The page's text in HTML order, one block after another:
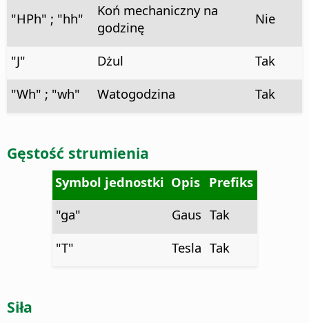
"HPh" ; "hh"
Koń mechaniczny na
godzinę
Nie
"J" Dżul
Tak
"Wh" ; "wh"
Watogodzina Tak
Gęstość strumienia
Symbol jednostki Opis Prefiks
"ga"
Gaus Tak
"T"
Tesla Tak
Siła